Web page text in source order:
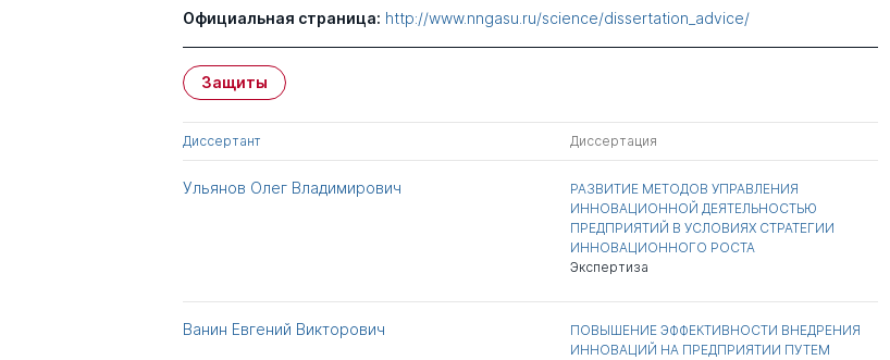
Официальная страница: http://www.nngasu.ru/science/dissertation_advice/
Защиты
Диссертант Диссертация
Ульянов Олег Владимирович
РАЗВИТИЕ МЕТОДОВ УПРАВЛЕНИЯ
ИННОВАЦИОННОЙ ДЕЯТЕЛЬНОСТЬЮ
ПРЕДПРИЯТИЙ В УСЛОВИЯХ СТРАТЕГИИ
ИННОВАЦИОННОГО РОСТА
Экспертиза
Ванин Евгений Викторович
ПОВЫШЕНИЕ ЭФФЕКТИВНОСТИ ВНЕДРЕНИЯ
ИННОВАЦИЙ НА ПРЕДПРИЯТИИ ПУТЕМ